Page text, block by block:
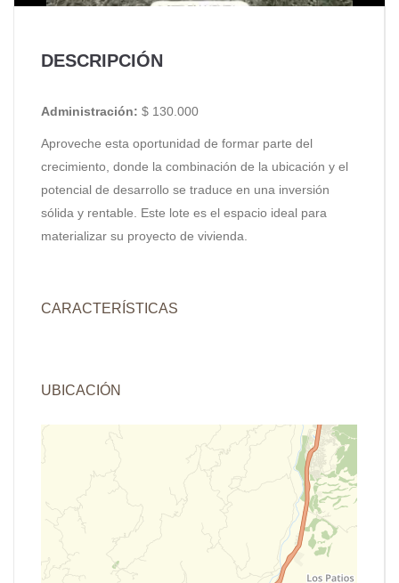
DESCRIPCIÓN
Administración: $ 130.000
Aproveche esta oportunidad de formar parte del
crecimiento, donde la combinación de la ubicación y el
potencial de desarrollo se traduce en una inversión
sólida y rentable. Este lote es el espacio ideal para
materializar su proyecto de vivienda.
CARACTERÍSTICAS
UBICACIÓN